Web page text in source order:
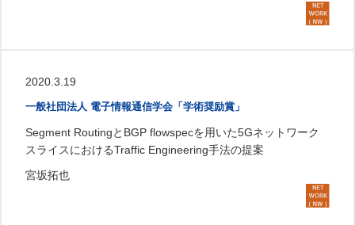
2020.3.19
一般社団法人 電子情報通信学会「学術奨励賞」
Segment RoutingとBGP flowspecを用いた5Gネットワーク
スライスにおけるTraffic Engineering手法の提案
宮坂拓也